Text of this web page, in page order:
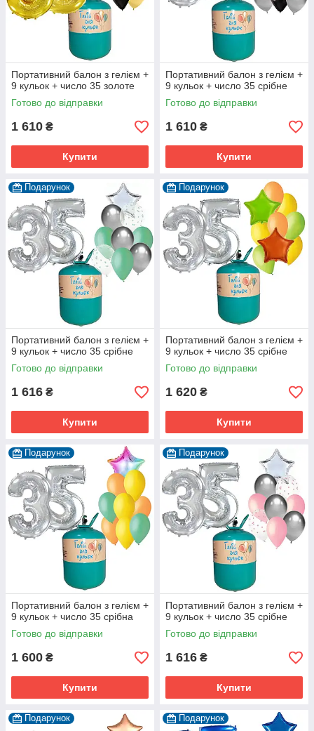
Портативний балон з гелієм +
9 кульок + число 35 золоте
Готово до відправки
1 610 ₴
Купити
Портативний балон з гелієм +
9 кульок + число 35 срібне
Готово до відправки
1 610 ₴
Купити
Подарунок
Портативний балон з гелієм +
9 кульок + число 35 срібне
Готово до відправки
1 616 ₴
Купити
Подарунок
Портативний балон з гелієм +
9 кульок + число 35 срібне
Готово до відправки
1 620 ₴
Купити
Подарунок
Портативний балон з гелієм +
9 кульок + число 35 срібна
Готово до відправки
1 600 ₴
Купити
Подарунок
Портативний балон з гелієм +
9 кульок + число 35 срібне
Готово до відправки
1 616 ₴
Купити
Подарунок Подарунок